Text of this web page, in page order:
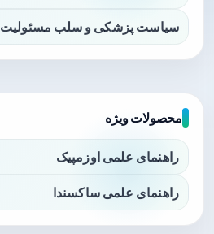
سیاست پزشکی و سلب مسئولیت
محصولات ویژه
راهنمای علمی اوزمپیک
راهنمای علمی ساکسندا